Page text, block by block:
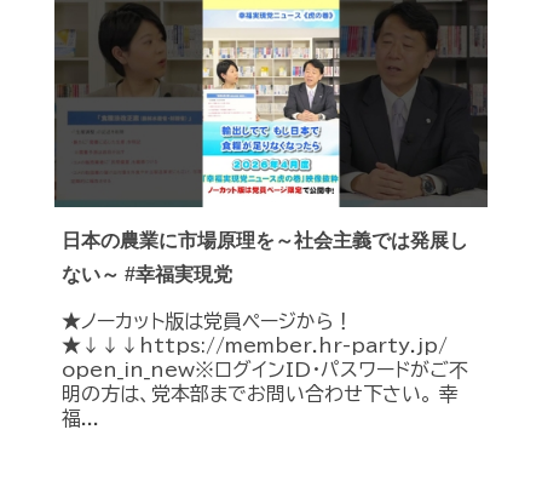
日本の農業に市場原理を～社会主義では発展し
ない～ #幸福実現党
★ノーカット版は党員ページから！
★↓↓↓https://member.hr-party.jp/
open_in_new※ログインID・パスワードがご不
明の方は、党本部までお問い合わせ下さい。 幸
福...